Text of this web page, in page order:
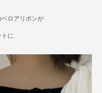
ロアリボンが
トに.